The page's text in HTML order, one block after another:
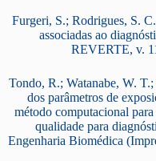
Furgeri, S.; Rodrigues, S.
associadas ao
REVERTE, v.
Tondo, R.; Watanabe, W.
dos parâmetros de
método computacional
qualidade para
Engenharia Biomédica